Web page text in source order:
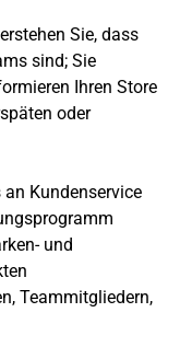
Sie, dass
sind; Sie
Ihren Store
oder
Kundenservice
und
Teammitgliedern,